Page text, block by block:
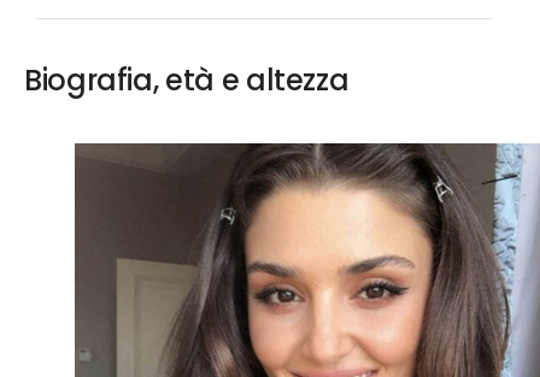
Biografia, età e altezza